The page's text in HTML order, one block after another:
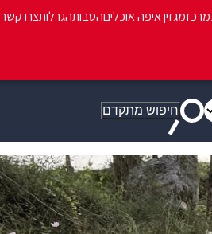
מגזין איפה אוכליםהטבותהגרלותצרו קשר
חיפוש מתקדם